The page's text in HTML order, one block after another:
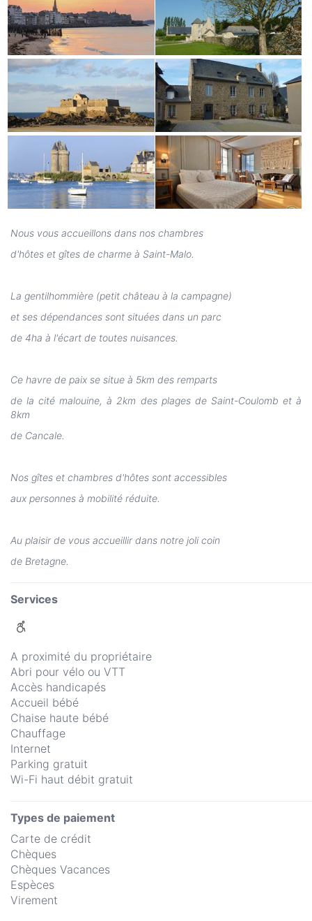
Nous vous accueillons dans nos chambres
d'hôtes et gîtes de charme à Saint-Malo.
La gentilhommière (petit château à la campagne)
et ses dépendances sont situées dans un parc
de 4ha à l'écart de toutes nuisances.
Ce havre de paix se situe à 5km des remparts
de la cité malouine, à 2km des plages de Saint-Coulomb et à
8km
de Cancale.
Nos gîtes et chambres d'hôtes sont accessibles
aux personnes à mobilité réduite.
Au plaisir de vous accueillir dans notre joli coin
de Bretagne.
Services
A proximité du propriétaire
Abri pour vélo ou VTT
Accès handicapés
Accueil bébé
Chaise haute bébé
Chauffage
Internet
Parking gratuit
Wi-Fi haut débit gratuit
Types de paiement
Carte de crédit
Chèques
Chèques Vacances
Espèces
Virement